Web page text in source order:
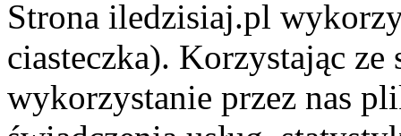
Strona iledzisiaj.pl
ciasteczka). Korzystając
wykorzystanie przez nas